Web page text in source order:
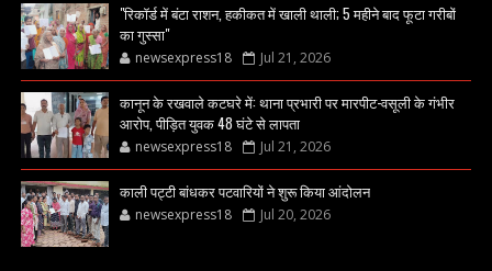
"रिकॉर्ड में बंटा राशन, हकीकत में खाली थाली; 5 महीने बाद फूटा गरीबों
का गुस्सा"
newsexpress18 Jul 21, 2026
कानून के रखवाले कटघरे में: थाना प्रभारी पर मारपीट-वसूली के गंभीर
आरोप, पीड़ित युवक 48 घंटे से लापता
newsexpress18 Jul 21, 2026
काली पट्टी बांधकर पटवारियों ने शुरू किया आंदोलन
newsexpress18 Jul 20, 2026